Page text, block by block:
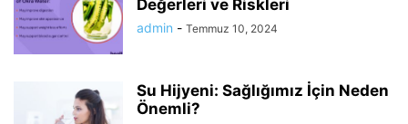
Değerleri ve Riskleri
admin - Temmuz 10, 2024
Su Hijyeni: Sağlığımız İçin Neden
Önemli?